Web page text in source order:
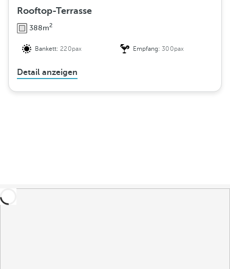
Rooftop-Terrasse
388m2
Bankett:220pax Empfang:300pax
Detail anzeigen